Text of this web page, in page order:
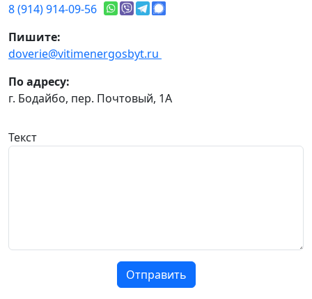
8 (914) 914-09-56
Пишите:
doverie@vitimenergosbyt.ru
По адресу:
г. Бодайбо, пер. Почтовый, 1А
Текст
Отправить